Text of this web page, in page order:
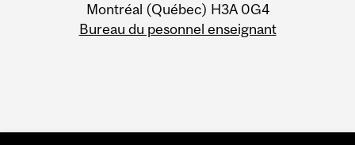
Montréal (Québec) H3A 0G4
Bureau du pesonnel enseignant